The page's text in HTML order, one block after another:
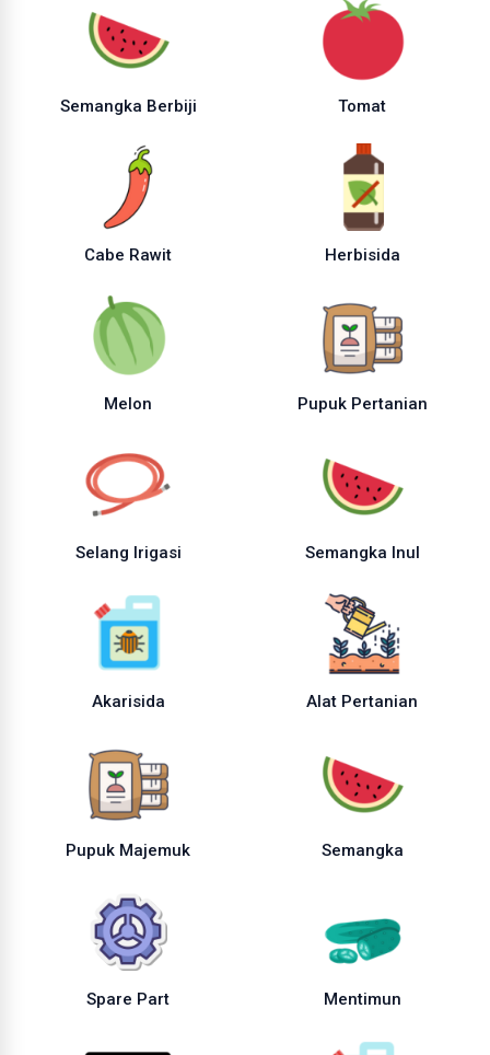
Semangka Berbiji Tomat
Cabe Rawit Herbisida
Melon Pupuk Pertanian
Selang Irigasi Semangka Inul
Akarisida Alat Pertanian
Pupuk Majemuk Semangka
Spare Part Mentimun